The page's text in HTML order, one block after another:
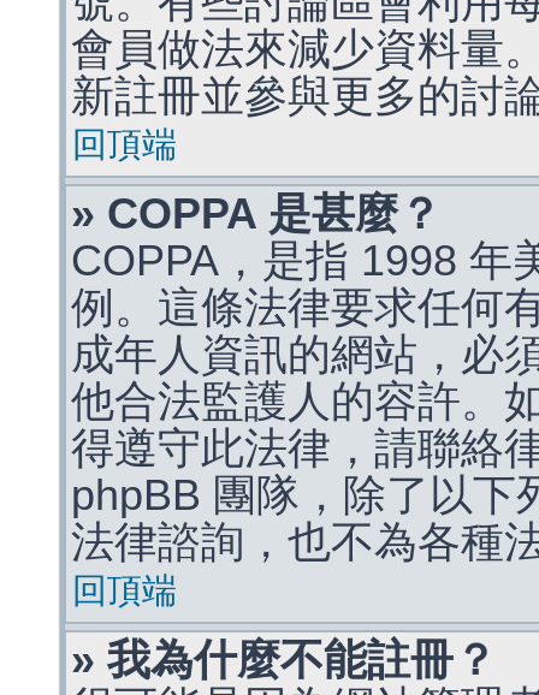
會員做法來減少資料量
新註冊並參與更多的討
回頂端
» COPPA 是甚麼？
COPPA，是指 1998 年
例。這條法律要求任何
成年人資訊的網站，必
他合法監護人的容許。
得遵守此法律，請聯絡
phpBB 團隊，除了以下
法律諮詢，也不為各種
回頂端
» 我為什麼不能註冊？